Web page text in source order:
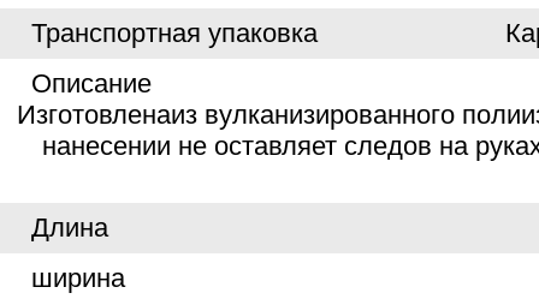
Транспортная упаковка
Описание
Изготовленаиз вулканизированного
нанесении не оставляет следов на
Длина
ширина